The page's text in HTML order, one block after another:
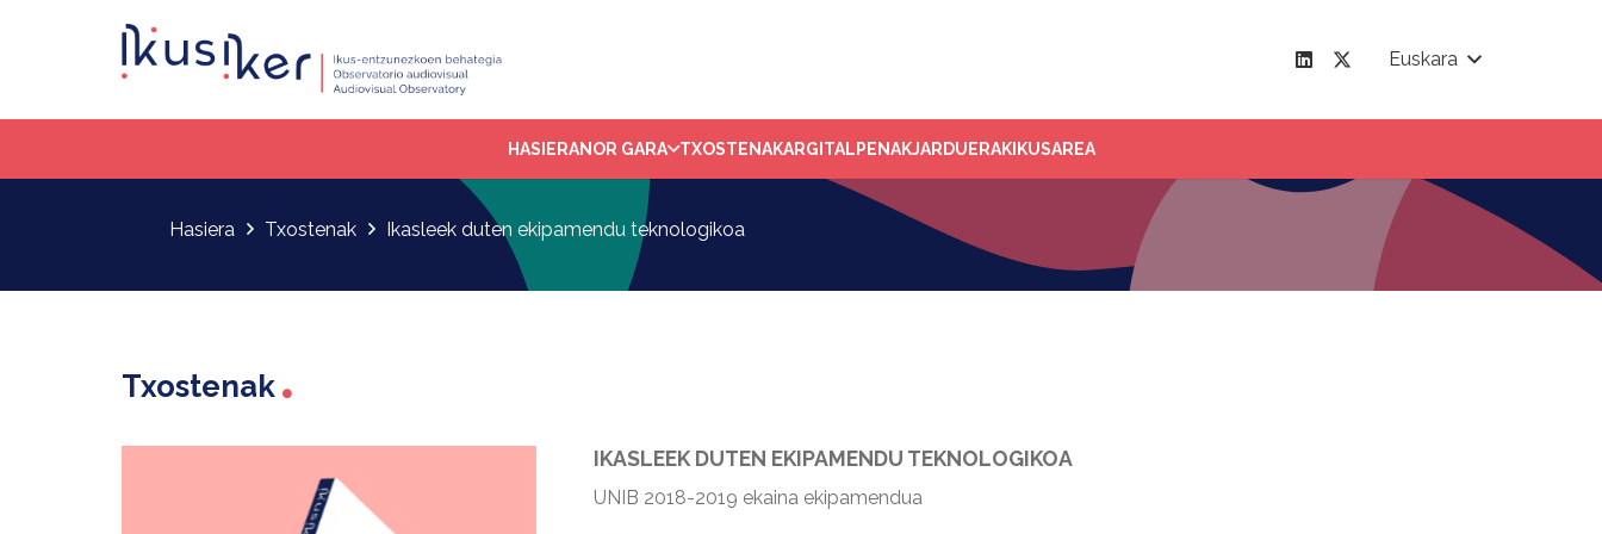
Euskara
HASIERANOR GARA TXOSTENAKARGITALPENAKJARDUERAKIKUSAREA
Hasiera Txostenak Ikasleek duten ekipamendu teknologikoa
Txostenak
IKASLEEK DUTEN EKIPAMENDU TEKNOLOGIKOA
UNIB 2018-2019 ekaina ekipamendua